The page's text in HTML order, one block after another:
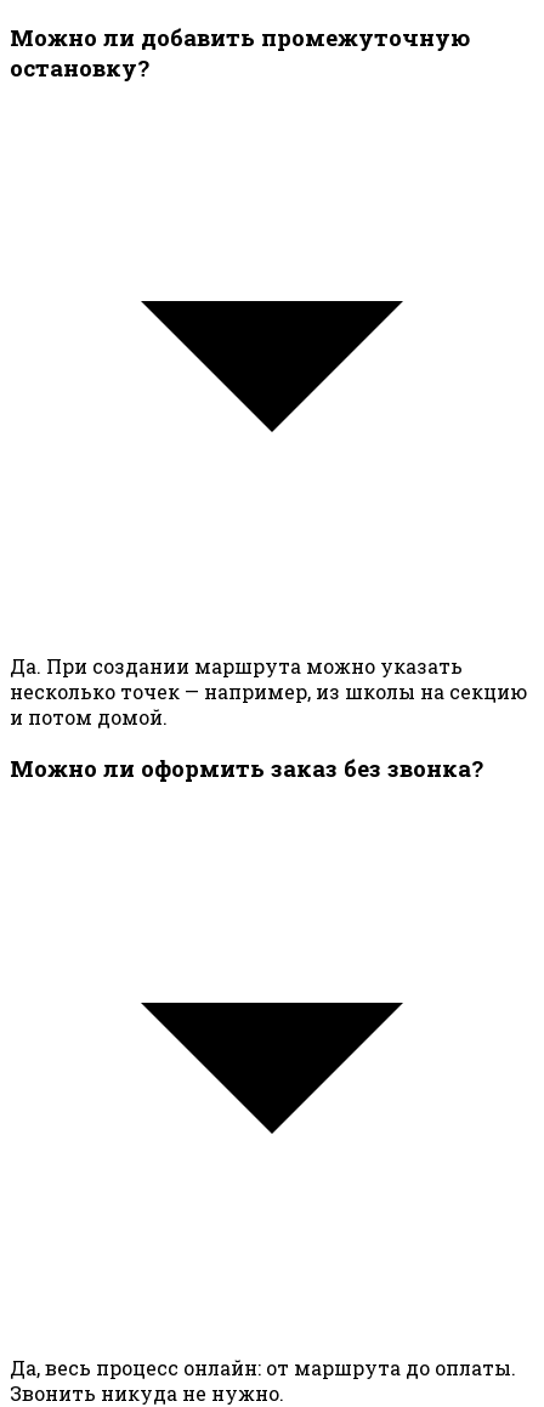
Можно ли добавить промежуточную
остановку?
Да. При создании маршрута можно указать
несколько точек — например, из школы на секцию
и потом домой.
Можно ли оформить заказ без звонка?
Да, весь процесс онлайн: от маршрута до оплаты.
Звонить никуда не нужно.